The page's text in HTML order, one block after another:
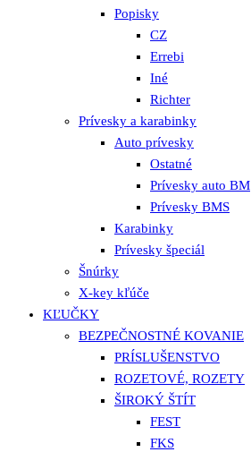
Popisky
CZ
Errebi
Iné
Richter
Prívesky a karabinky
Auto prívesky
Ostatné
Prívesky auto BM
Prívesky BMS
Karabinky
Prívesky špeciál
Šnúrky
X-key kľúče
KĽUČKY
BEZPEČNOSTNÉ KOVANIE
PRÍSLUŠENSTVO
ROZETOVÉ, ROZETY
ŠIROKÝ ŠTÍT
FEST
FKS